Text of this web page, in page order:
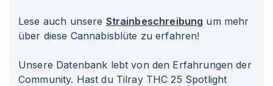
Lese auch unsere Strainbeschreibung um mehr
über diese Cannabisblüte zu erfahren!
Unsere Datenbank lebt von den Erfahrungen der
Community. Hast du Tilray THC 25 Spotlight